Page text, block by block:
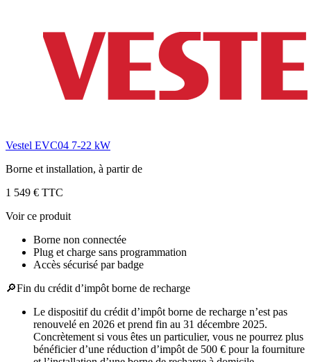
Vestel EVC04 7-22 kW
Borne et installation, à partir de
1 549 € TTC
Voir ce produit
Borne non connectée
Plug et charge sans programmation
Accès sécurisé par badge
🔎Fin du crédit d’impôt borne de recharge
Le dispositif du crédit d’impôt borne de recharge n’est pas
renouvelé en 2026 et prend fin au 31 décembre 2025.
Concrètement si vous êtes un particulier, vous ne pourrez plus
bénéficier d’une réduction d’impôt de 500 € pour la fourniture